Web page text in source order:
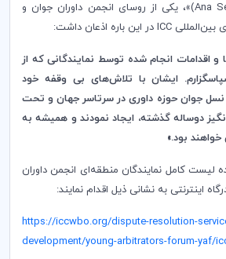
Ana)»، یکی از روسای انجمن داوران جوان و
بینالمللی ICC در این‌ باره اذعان داشت:
و اقدامات انجام شده توسط نمایندگانی که از
ایشان با تلاشهای بی وقفه خود
نسل جوان حوزه داوری در سرتاسر جهان و تحت
دوساله گذشته، ایجاد نمودند و همیشه به
خواهند بود.»
لیست کامل نمایندگان منطقهای انجمن داوران
اینترنتی به نشانی ذیل اقدام نمایند:
https://iccwbo.org/dispute-resolution-
development/young-arbitrators-forum-yaf/